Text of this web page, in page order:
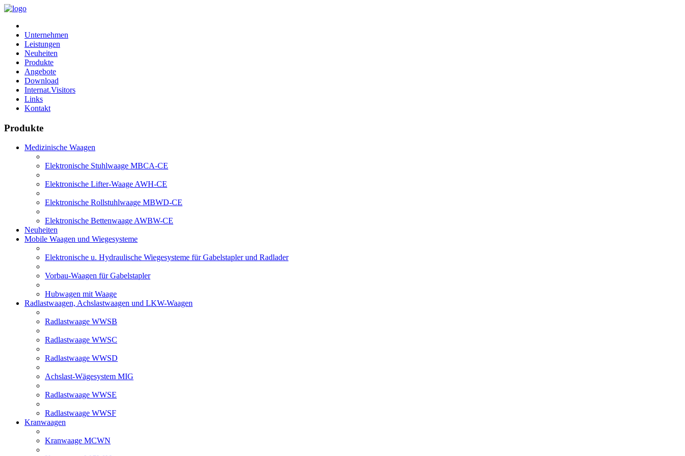
Unternehmen
Leistungen
Neuheiten
Produkte
Angebote
Download
Internat.Visitors
Links
Kontakt
Produkte
Medizinische Waagen
Elektronische Stuhlwaage MBCA-CE
Elektronische Lifter-Waage AWH-CE
Elektronische Rollstuhlwaage MBWD-CE
Elektronische Bettenwaage AWBW-CE
Neuheiten
Mobile Waagen und Wiegesysteme
Elektronische u. Hydraulische Wiegesysteme für Gabelstapler und Radlader
Vorbau-Waagen für Gabelstapler
Hubwagen mit Waage
Radlastwaagen, Achslastwaagen und LKW-Waagen
Radlastwaage WWSB
Radlastwaage WWSC
Radlastwaage WWSD
Achslast-Wägesystem MIG
Radlastwaage WWSE
Radlastwaage WWSF
Kranwaagen
Kranwaage MCWN